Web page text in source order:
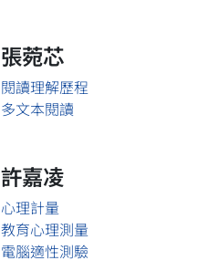
張菀芯
閱讀理解歷程
多文本閱讀
許嘉凌
心理計量
教育心理測量
電腦適性測驗